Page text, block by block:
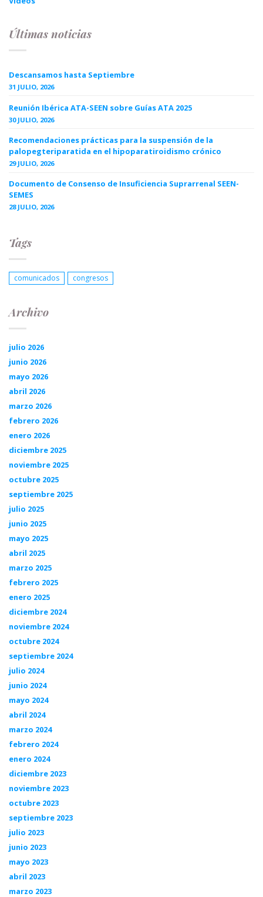
Últimas noticias
Descansamos hasta Septiembre
31 JULIO, 2026
Reunión Ibérica ATA-SEEN sobre Guías ATA 2025
30 JULIO, 2026
Recomendaciones prácticas para la suspensión de la
palopegteriparatida en el hipoparatiroidismo crónico
29 JULIO, 2026
Documento de Consenso de Insuficiencia Suprarrenal SEEN-
SEMES
28 JULIO, 2026
Tags
comunicados congresos
Archivo
julio 2026
junio 2026
mayo 2026
abril 2026
marzo 2026
febrero 2026
enero 2026
diciembre 2025
noviembre 2025
octubre 2025
septiembre 2025
julio 2025
junio 2025
mayo 2025
abril 2025
marzo 2025
febrero 2025
enero 2025
diciembre 2024
noviembre 2024
octubre 2024
septiembre 2024
julio 2024
junio 2024
mayo 2024
abril 2024
marzo 2024
febrero 2024
enero 2024
diciembre 2023
noviembre 2023
octubre 2023
septiembre 2023
julio 2023
junio 2023
mayo 2023
abril 2023
marzo 2023